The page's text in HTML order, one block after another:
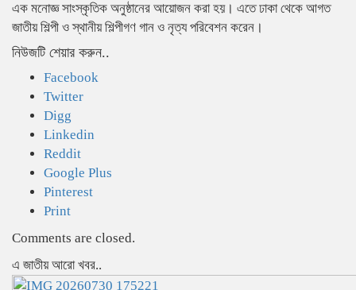
এক মনোজ্ঞ সাংস্কৃতিক অনুষ্ঠানের আয়োজন করা হয়। এতে ঢাকা থেকে আগত
জাতীয় শিল্পী ও স্থানীয় শিল্পীগণ গান ও নৃত্য পরিবেশন করেন।
নিউজটি শেয়ার করুন..
Facebook
Twitter
Digg
Linkedin
Reddit
Google Plus
Pinterest
Print
Comments are closed.
এ জাতীয় আরো খবর..